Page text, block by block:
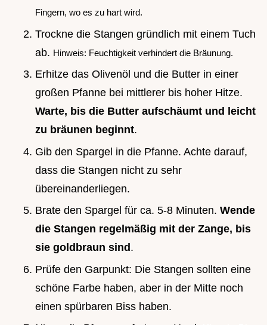
Fingern, wo es zu hart wird.
Trockne die Stangen gründlich mit einem Tuch
ab. Hinweis: Feuchtigkeit verhindert die Bräunung.
Erhitze das Olivenöl und die Butter in einer
großen Pfanne bei mittlerer bis hoher Hitze.
Warte, bis die Butter aufschäumt und leicht
zu bräunen beginnt.
Gib den Spargel in die Pfanne. Achte darauf,
dass die Stangen nicht zu sehr
übereinanderliegen.
Brate den Spargel für ca. 5-8 Minuten. Wende
die Stangen regelmäßig mit der Zange, bis
sie goldbraun sind .
Prüfe den Garpunkt: Die Stangen sollten eine
schöne Farbe haben, aber in der Mitte noch
einen spürbaren Biss haben.